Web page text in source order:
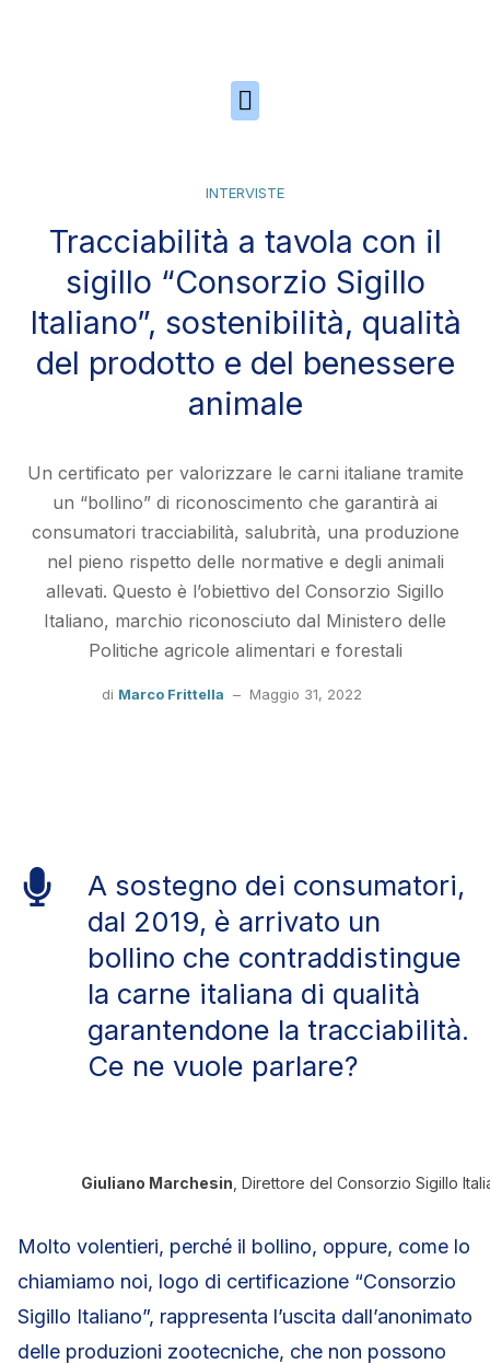
INTERVISTE
Tracciabilità a tavola con il
sigillo “Consorzio Sigillo
Italiano”, sostenibilità, qualità
del prodotto e del benessere
animale
Un certificato per valorizzare le carni italiane tramite
un “bollino” di riconoscimento che garantirà ai
consumatori tracciabilità, salubrità, una produzione
nel pieno rispetto delle normative e degli animali
allevati. Questo è l’obiettivo del Consorzio Sigillo
Italiano, marchio riconosciuto dal Ministero delle
Politiche agricole alimentari e forestali
di Marco Frittella – Maggio 31, 2022
A sostegno dei consumatori,
dal 2019, è arrivato un
bollino che contraddistingue
la carne italiana di qualità
garantendone la tracciabilità.
Ce ne vuole parlare?
Giuliano Marchesin , Direttore del Consorzio Sigillo
Molto volentieri, perché il bollino, oppure, come lo
chiamiamo noi, logo di certificazione “Consorzio
Sigillo Italiano”, rappresenta l’uscita dall’anonimato
delle produzioni zootecniche, che non possono